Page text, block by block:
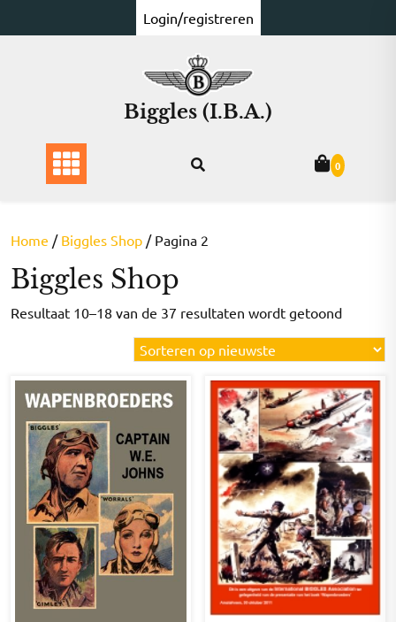
naar
Login/registreren
Biggles (I.B.A.)
0
Home / Biggles Shop / Pagina 2
Biggles Shop
Resultaat 10–18 van de 37 resultaten wordt getoond
op